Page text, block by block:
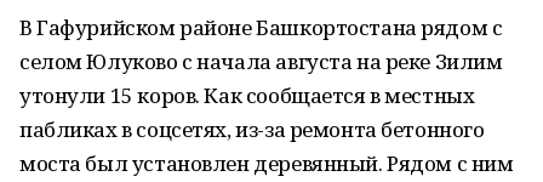
В Гафурийском районе Башкортостана рядом с
селом Юлуково с начала августа на реке Зилим
утонули 15 коров. Как сообщается в местных
пабликах в соцсетях, из-за ремонта бетонного
моста был установлен деревянный. Рядом с ним